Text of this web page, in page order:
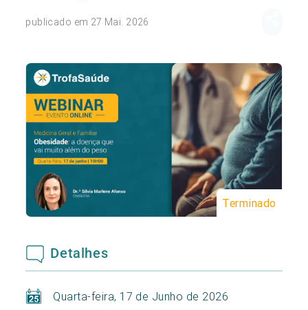
publicado em 27 Mai. 2026
Terminado
Detalhes
Quarta-feira, 17 de Junho de 2026